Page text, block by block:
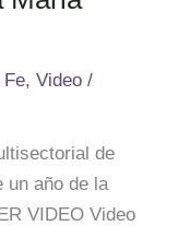
Fe,Video /
de
un año de la
VIDEO Video